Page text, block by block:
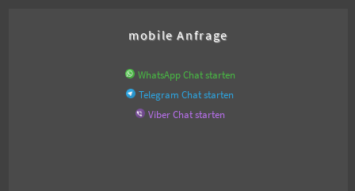
mobile Anfrage
WhatsApp Chat starten
Telegram Chat starten
Viber Chat starten